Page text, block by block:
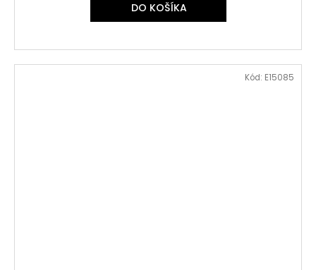
DO KOŠÍKA
Kód: E15085